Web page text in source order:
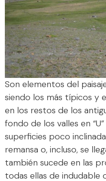
Son elementos del
siendo los más típicos y
en los restos de los
fondo de los valles en
superficies poco
remansa o, incluso, se
también sucede en las
todas ellas de indudable